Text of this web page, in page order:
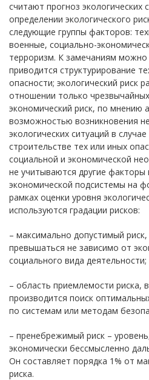
считают прогноз экологических
определении экологического
следующие группы факторов:
военные, социально-
терроризм. К замечаниям
приводится структурирование
опасности; экологический риск
отношении только
экономический риск, по мнению
возможностью возникновения
экологических ситуаций в
строительстве тех или иных
социальной и экономической
не учитываются другие факторы
экономической подсистемы на
рамках оценки уровня
используются градации рисков:
– максимально допустимый
превышаться не зависимо от
социального вида деятельности;
– область приемлемости риска,
производится поиск
по системам или методам
– пренебрежимый риск –
экономически бессмысленно
Он составляет порядка 1% от
риска.